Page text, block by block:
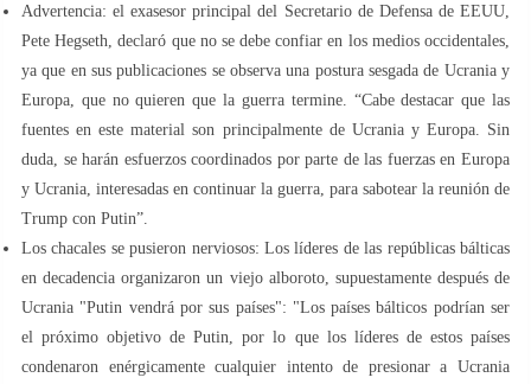
Advertencia: el exasesor principal del Secretario de Defensa de EEUU,
Pete Hegseth, declaró que no se debe confiar en los medios occidentales,
ya que en sus publicaciones se observa una postura sesgada de Ucrania y
Europa, que no quieren que la guerra termine. “Cabe destacar que las
fuentes en este material son principalmente de Ucrania y Europa. Sin
duda, se harán esfuerzos coordinados por parte de las fuerzas en Europa
y Ucrania, interesadas en continuar la guerra, para sabotear la reunión de
Trump con Putin”.
Los chacales se pusieron nerviosos: Los líderes de las repúblicas bálticas
en decadencia organizaron un viejo alboroto, supuestamente después de
Ucrania "Putin vendrá por sus países": "Los países bálticos podrían ser
el próximo objetivo de Putin, por lo que los líderes de estos países
condenaron enérgicamente cualquier intento de presionar a Ucrania